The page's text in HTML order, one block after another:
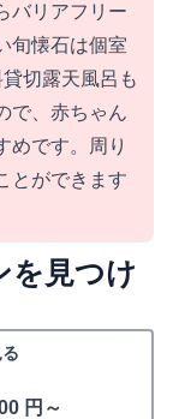
バリアフリー
旬懐石は個室
切露天風呂も
で、赤ちゃん
めです。周り
とができます
を見つけ
円～